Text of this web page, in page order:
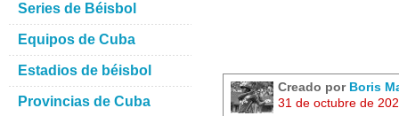
Creado por Boris
31 de octubre de
Series de Béisbol
Equipos de Cuba
Estadios de béisbol
Provincias de Cuba